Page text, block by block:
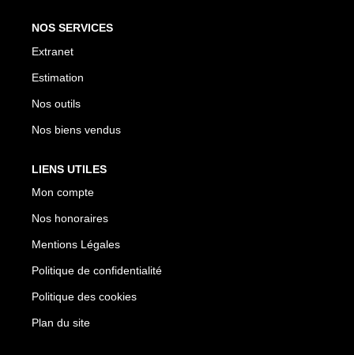
NOS SERVICES
Extranet
Estimation
Nos outils
Nos biens vendus
LIENS UTILES
Mon compte
Nos honoraires
Mentions Légales
Politique de confidentialité
Politique des cookies
Plan du site